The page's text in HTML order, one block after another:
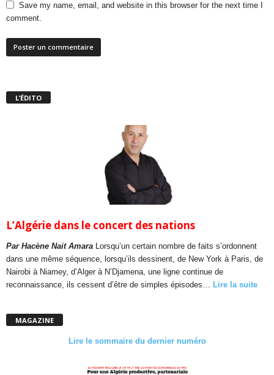
Save my name, email, and website in this browser for the next time I
comment.
L’ÉDITO
L’Algérie dans le concert des nations
Par Hacène Nait Amara Lorsqu’un certain nombre de faits s’ordonnent
dans une même séquence, lorsqu’ils dessinent, de New York à Paris, de
Nairobi à Niamey, d’Alger à N’Djamena, une ligne continue de
reconnaissance, ils cessent d’être de simples épisodes… Lire la suite
MAGAZINE
Lire le sommaire du dernier numéro